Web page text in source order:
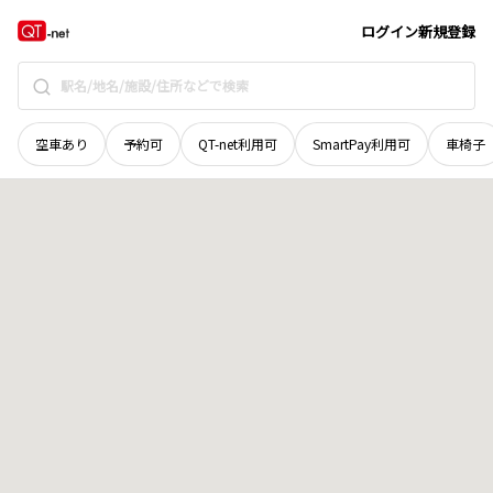
ログイン新規登録
空車あり 予約可 QT-net利用可 SmartPay利用可 車椅子
宮城県